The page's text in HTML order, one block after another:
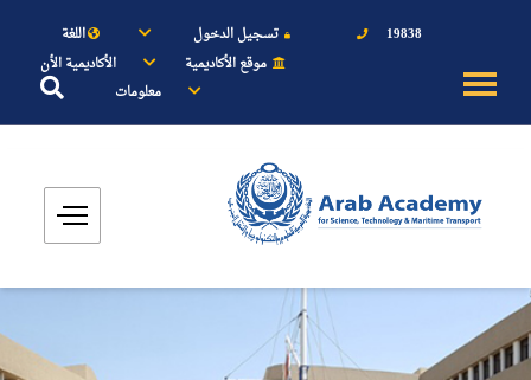
19838 تسجيل الدخول
اللغة
موقع الأكاديمية
الأكاديمية الأن
معلومات
عن الأكاديمية
القبول والتسجيل